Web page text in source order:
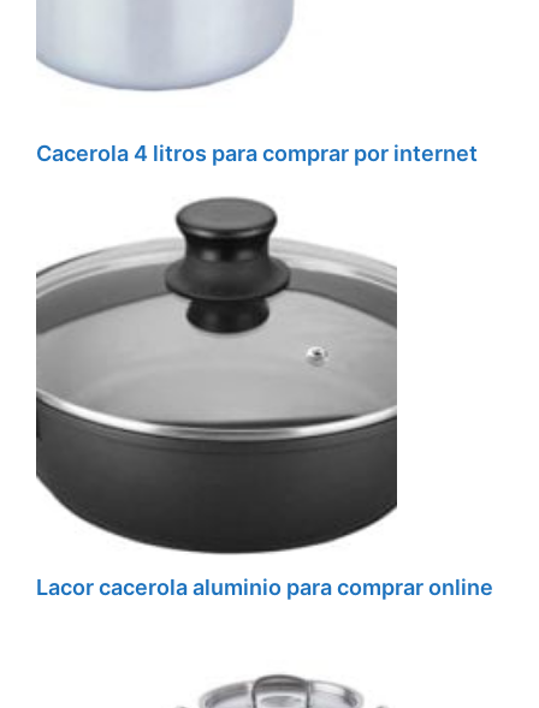
Cacerola 4 litros para comprar por internet
Lacor cacerola aluminio para comprar online